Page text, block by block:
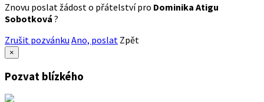
Znovu poslat žádost o přátelství pro Dominika Atigu
Sobotková ?
Zrušit pozvánku Ano, poslat Zpět
×
Pozvat blízkého